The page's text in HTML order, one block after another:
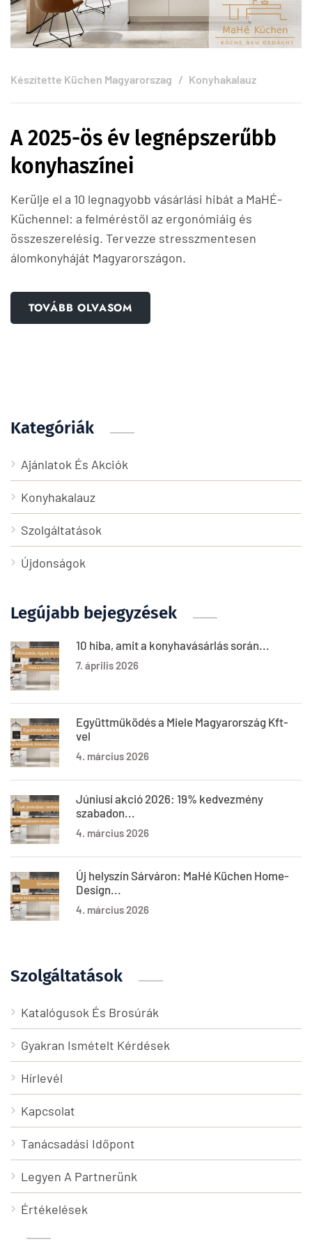
Készítette Küchen Magyarorszag Konyhakalauz
A 2025-ös év legnépszerűbb
konyhaszínei
Kerülje el a 10 legnagyobb vásárlási hibát a MaHÉ-
Küchennel: a felméréstől az ergonómiáig és
összeszerelésig. Tervezze stresszmentesen
álomkonyháját Magyarországon.
TOVÁBB OLVASOM
Kategóriák
Ajánlatok És Akciók
Konyhakalauz
Szolgáltatások
Újdonságok
Legújabb bejegyzések
10 hiba, amit a konyhavásárlás során...
7. április 2026
Együttműködés a Miele Magyarország Kft-
vel
4. március 2026
Júniusi akció 2026: 19% kedvezmény
szabadon...
4. március 2026
Új helyszín Sárváron: MaHé Küchen Home-
Design...
4. március 2026
Szolgáltatások
Katalógusok És Brosúrák
Gyakran Ismételt Kérdések
Hírlevél
Kapcsolat
Tanácsadási Időpont
Legyen A Partnerünk
Értékelések